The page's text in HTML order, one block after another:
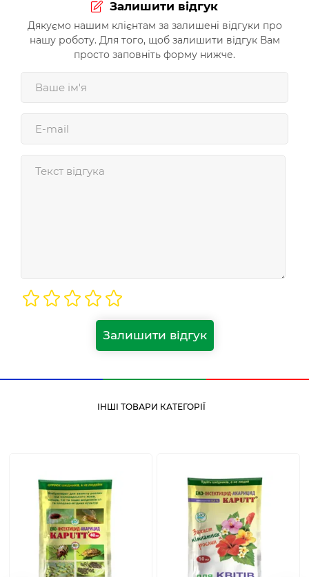
Залишити відгук
Дякуємо нашим клієнтам за залишені відгуки про
нашу роботу. Для того, щоб залишити відгук Вам
просто заповніть форму нижче.
Залишити відгук
ІНШІ ТОВАРИ КАТЕГОРІЇ